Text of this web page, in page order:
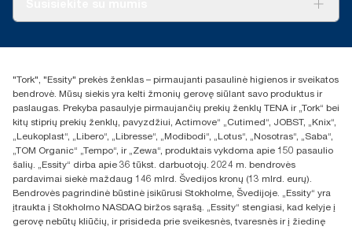
+370 5 268 3455
UAB Essity Lithuania
Naugarduko g. 98
LT-03160 Vilnius, Lietuva
"Tork", "Essity" prekės ženklas – pirmaujanti pasaulinė higienos ir sveikatos
bendrovė. Mūsų siekis yra kelti žmonių gerovę siūlant savo produktus ir
paslaugas. Prekyba pasaulyje pirmaujančių prekių ženklų TENA ir „Tork“ bei
kitų stiprių prekių ženklų, pavyzdžiui, Actimove“ „Cutimed“, JOBST, „Knix“,
„Leukoplast“, „Libero“, „Libresse“, „Modibodi“, „Lotus“, „Nosotras“, „Saba“,
„TOM Organic“ „Tempo“, ir „Zewa“, produktais vykdoma apie 150 pasaulio
šalių. „Essity“ dirba apie 36 tūkst. darbuotojų. 2024 m. bendrovės
pardavimai siekė maždaug 146 mlrd. Švedijos kronų (13 mlrd. eurų).
Bendrovės pagrindinė būstinė įsikūrusi Stokholme, Švedijoje. „Essity“ yra
įtraukta į Stokholmo NASDAQ biržos sąrašą. „Essity“ stengiasi, kad kelyje į
gerovę nebūtų kliūčių, ir prisideda prie sveikesnės, tvaresnės ir į žiedinę